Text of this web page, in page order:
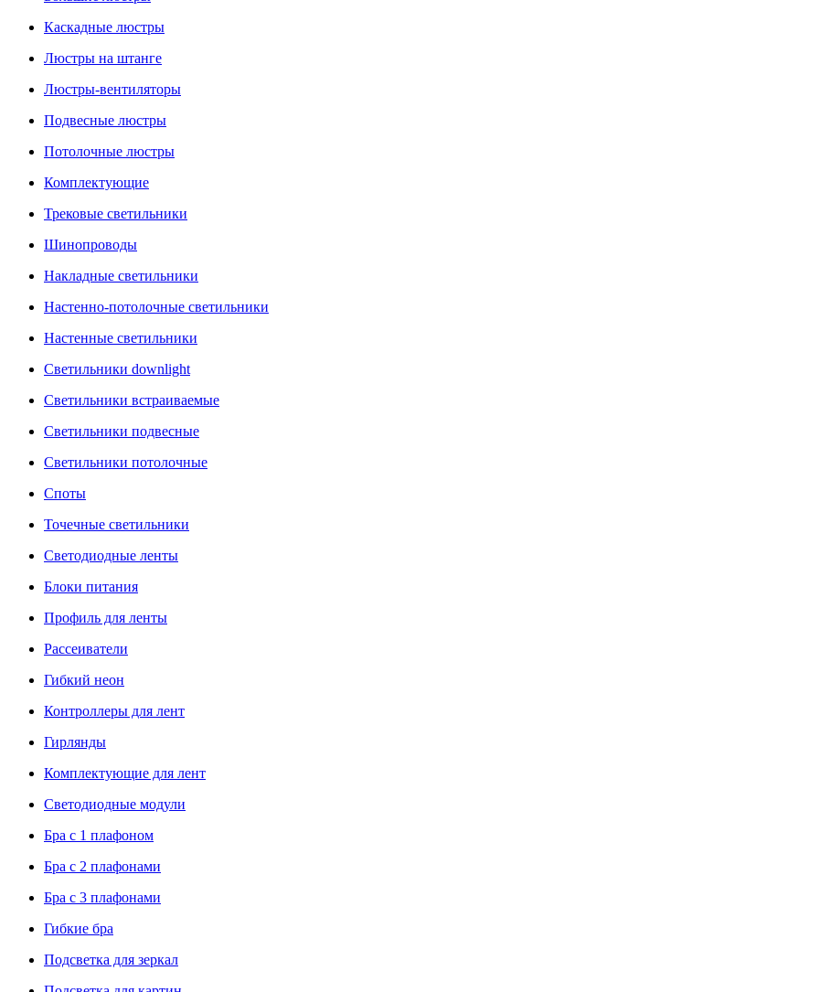
Каскадные люстры
Люстры на штанге
Люстры-вентиляторы
Подвесные люстры
Потолочные люстры
Комплектующие
Трековые светильники
Шинопроводы
Накладные светильники
Настенно-потолочные светильники
Настенные светильники
Светильники downlight
Светильники встраиваемые
Светильники подвесные
Светильники потолочные
Споты
Точечные светильники
Светодиодные ленты
Блоки питания
Профиль для ленты
Рассеиватели
Гибкий неон
Контроллеры для лент
Гирлянды
Комплектующие для лент
Светодиодные модули
Бра с 1 плафоном
Бра с 2 плафонами
Бра с 3 плафонами
Гибкие бра
Подсветка для зеркал